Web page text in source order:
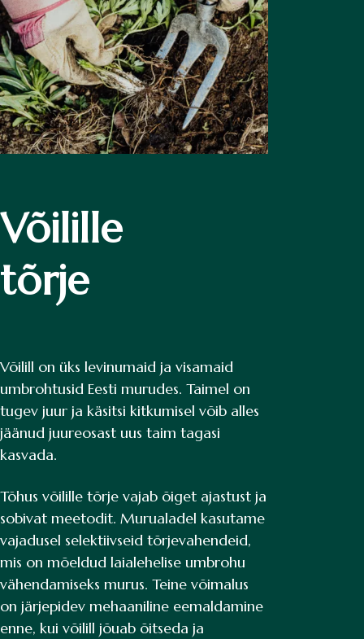
Võilille
tõrje
Võilill on üks levinumaid ja visamaid
umbrohtusid Eesti murudes. Taimel on
tugev juur ja käsitsi kitkumisel võib alles
jäänud juureosast uus taim tagasi
kasvada.
Tõhus võilille tõrje vajab õiget ajastust ja
sobivat meetodit. Murualadel kasutame
vajadusel selektiivseid tõrjevahendeid,
mis on mõeldud laialehelise umbrohu
vähendamiseks murus. Teine võimalus
on järjepidev mehaaniline eemaldamine
enne, kui võilill jõuab õitseda ja